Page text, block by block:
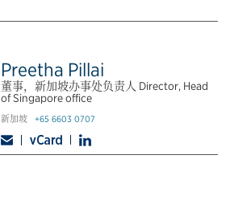
Preetha Pillai
董事，新加坡办事处负责人 Director, Head
of Singapore office
新加坡+65 6603 0707